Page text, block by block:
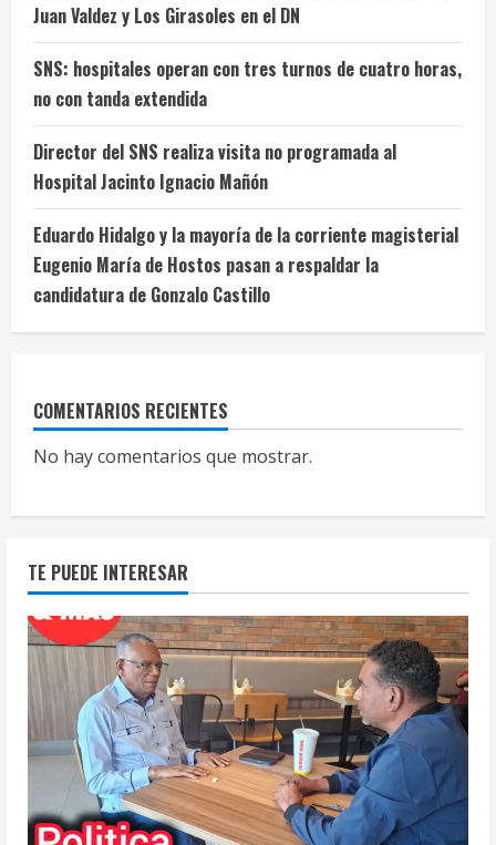
Juan Valdez y Los Girasoles en el DN
SNS: hospitales operan con tres turnos de cuatro horas,
no con tanda extendida
Director del SNS realiza visita no programada al
Hospital Jacinto Ignacio Mañón
Eduardo Hidalgo y la mayoría de la corriente magisterial
Eugenio María de Hostos pasan a respaldar la
candidatura de Gonzalo Castillo
COMENTARIOS RECIENTES
No hay comentarios que mostrar.
TE PUEDE INTERESAR